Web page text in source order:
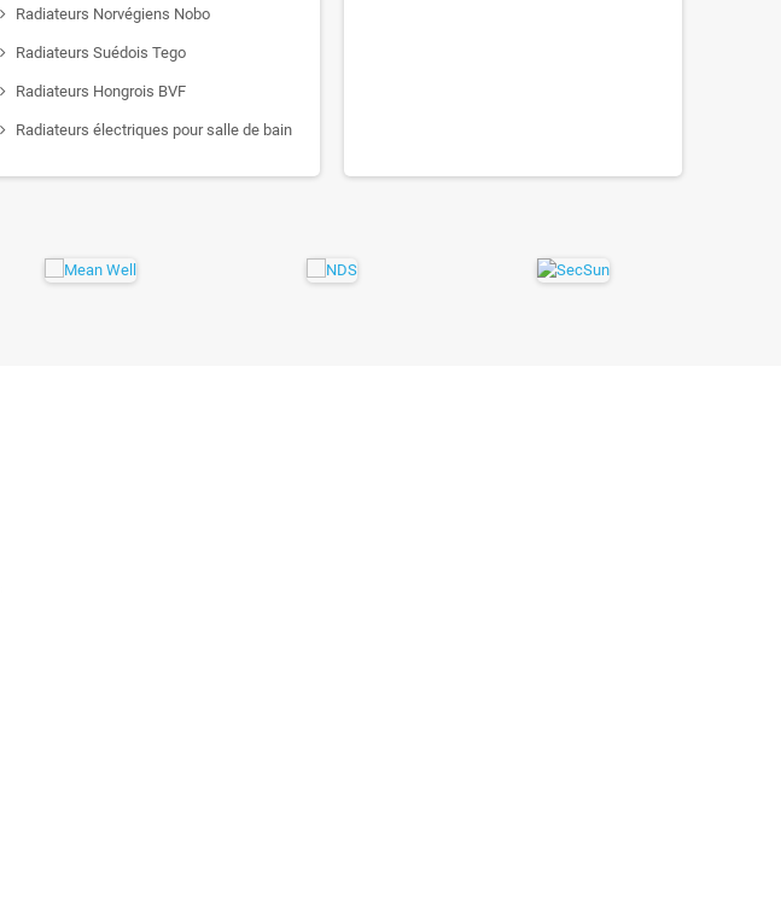
Radiateurs Norvégiens Nobo
Radiateurs Suédois Tego
Radiateurs Hongrois BVF
Radiateurs électriques pour salle de bain